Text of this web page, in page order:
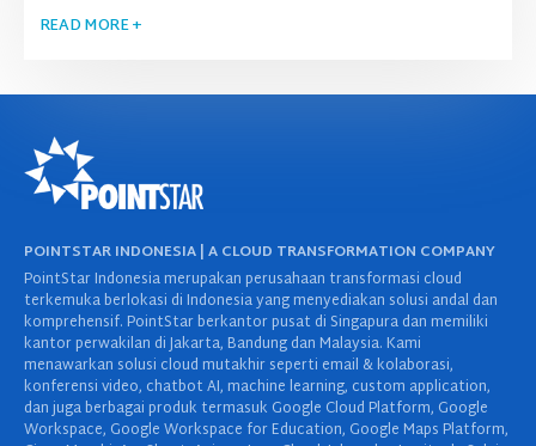
READ MORE +
POINTSTAR INDONESIA | A CLOUD TRANSFORMATION COMPANY
PointStar Indonesia merupakan perusahaan transformasi cloud
terkemuka berlokasi di Indonesia yang menyediakan solusi andal dan
komprehensif. PointStar berkantor pusat di Singapura dan memiliki
kantor perwakilan di Jakarta, Bandung dan Malaysia. Kami
menawarkan solusi cloud mutakhir seperti email & kolaborasi,
konferensi video, chatbot AI, machine learning, custom application,
dan juga berbagai produk termasuk Google Cloud Platform, Google
Workspace, Google Workspace for Education, Google Maps Platform,